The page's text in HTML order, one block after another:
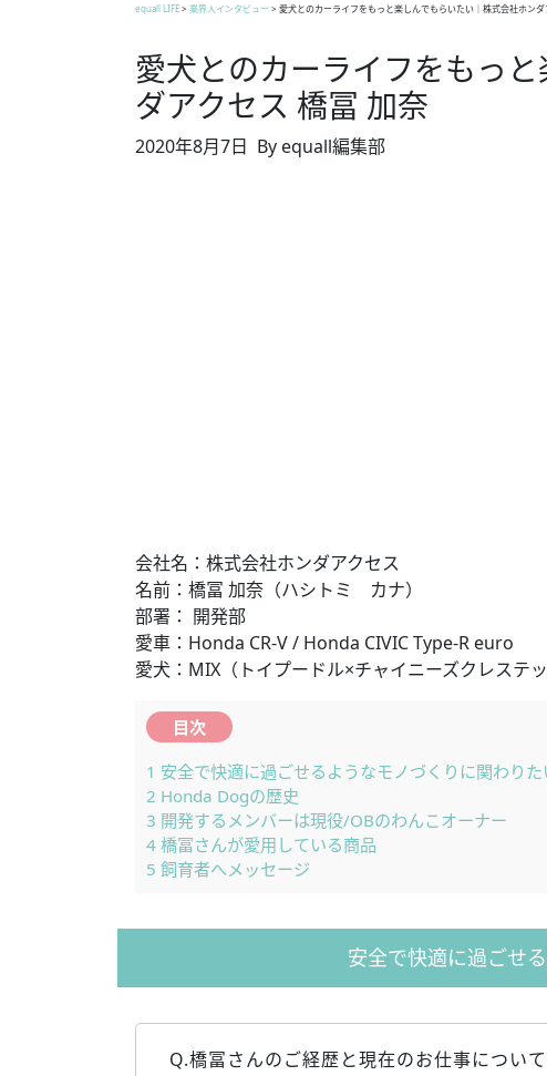
equall LIFE> 業界人インタビュー > 愛犬とのカーライフをもっと楽しんでもらいたい｜株式会社ホン
愛犬とのカーライフをもっ
ダアクセス 橋冨 加奈
2020年8月7日 By equall編集部
会社名：株式会社ホンダアクセス
名前：橋冨 加奈（ハシトミ カナ）
部署： 開発部
愛車：Honda CR-V / Honda CIVIC Type-R euro
愛犬：MIX（トイプードル×チャイニーズクレステッ
目次
1 安全で快適に過ごせるようなモノづくりに関わりた
2 Honda Dogの歴史
3 開発するメンバーは現役/OBのわんこオーナー
4 橋冨さんが愛用している商品
5 飼育者へメッセージ
安全で快適に過ごせ
Q.橋冨さんのご経歴と現在のお仕事について